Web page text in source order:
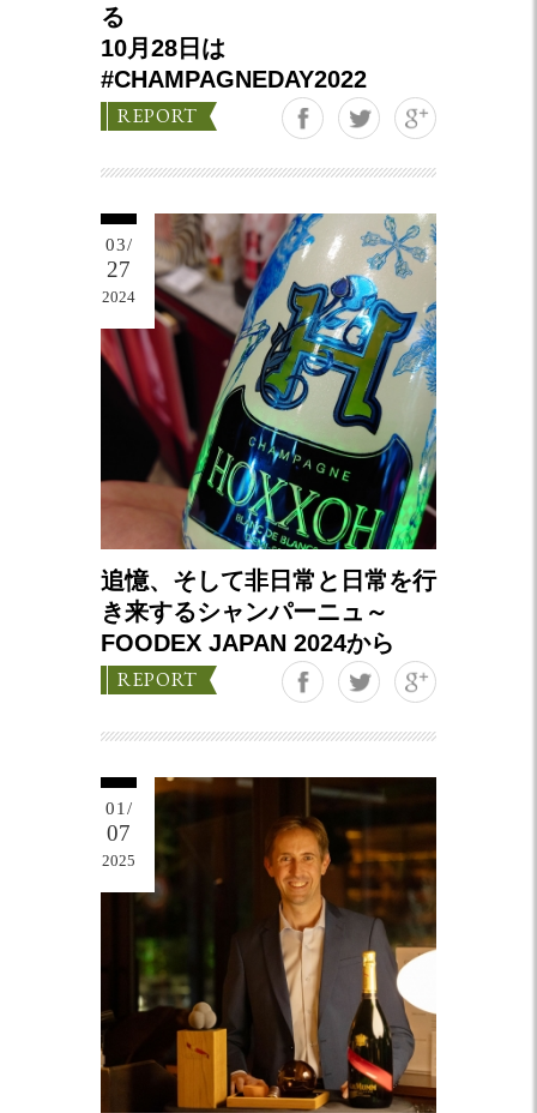
る
10月28日は
#CHAMPAGNEDAY2022
REPORT
03/
27
2024
追憶、そして非日常と日常を行
き来するシャンパーニュ～
FOODEX JAPAN 2024から
REPORT
01/
07
2025